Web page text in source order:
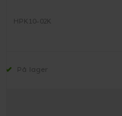
HPK10-02K
På lager